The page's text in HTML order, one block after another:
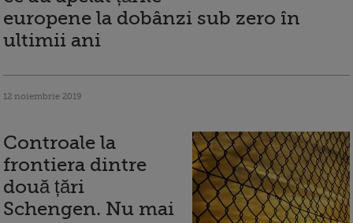
europene la dobânzi sub zero în
ultimii ani
12 noiembrie 2019
Controale la
frontiera dintre
două țări
Schengen. Nu mai